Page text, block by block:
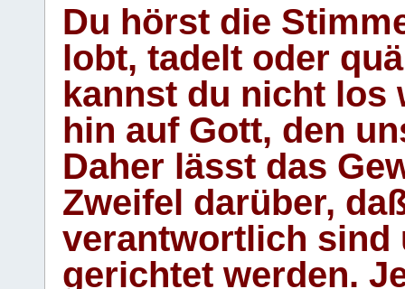
Du hörst die
lobt, tadelt oder
kannst du nicht los
hin auf Gott, den
Daher lässt das
Zweifel darüber,
verantwortlich sind
gerichtet werden.